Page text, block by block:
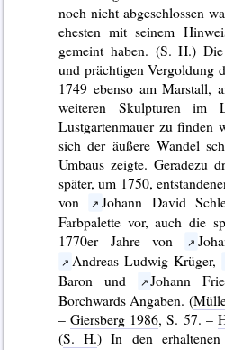
noch nicht abgeschlossen
ehesten mit seinem
gemeint haben. (S. H.)
und prächtigen Vergoldung
1749 ebenso am Marstall,
weiteren Skulpturen im
Lustgartenmauer zu finden
sich der äußere Wandel
Umbaus zeigte. Geradezu
später, um 1750,
von
Johann David
Farbpalette vor, auch die
1770er Jahre von
Andreas Ludwig Krüger,
Baron und
Johann
Borchwards Angaben. (
–Giersberg 1986, S. 57. –
(S. H.) In den erhaltenen